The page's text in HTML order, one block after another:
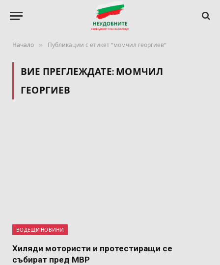
Начало » Публикации с етикет "момчил георгиев"
ВИЕ ПРЕГЛЕЖДАТЕ: МОМЧИЛ
ГЕОРГИЕВ
ВОДЕЩИ НОВИНИ
Хиляди мотористи и протестиращи се
събират пред МВР